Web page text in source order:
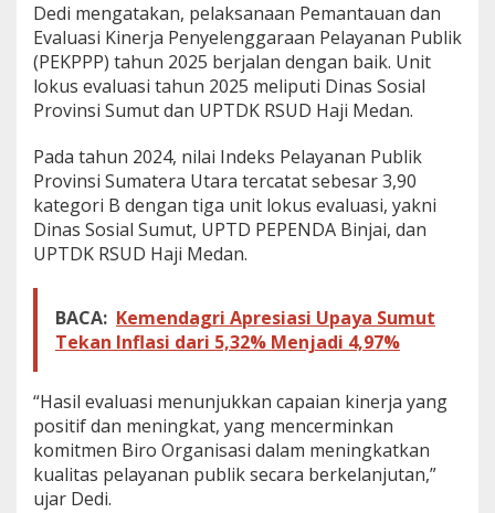
k
a
n
Dedi mengatakan, pelaksanaan Pemantauan dan
Evaluasi Kinerja Penyelenggaraan Pelayanan Publik
(PEKPPP) tahun 2025 berjalan dengan baik. Unit
lokus evaluasi tahun 2025 meliputi Dinas Sosial
Provinsi Sumut dan UPTDK RSUD Haji Medan.
Pada tahun 2024, nilai Indeks Pelayanan Publik
Provinsi Sumatera Utara tercatat sebesar 3,90
kategori B dengan tiga unit lokus evaluasi, yakni
Dinas Sosial Sumut, UPTD PEPENDA Binjai, dan
UPTDK RSUD Haji Medan.
BACA: Kemendagri Apresiasi Upaya Sumut
Tekan Inflasi dari 5,32% Menjadi 4,97%
“Hasil evaluasi menunjukkan capaian kinerja yang
positif dan meningkat, yang mencerminkan
komitmen Biro Organisasi dalam meningkatkan
kualitas pelayanan publik secara berkelanjutan,”
ujar Dedi.